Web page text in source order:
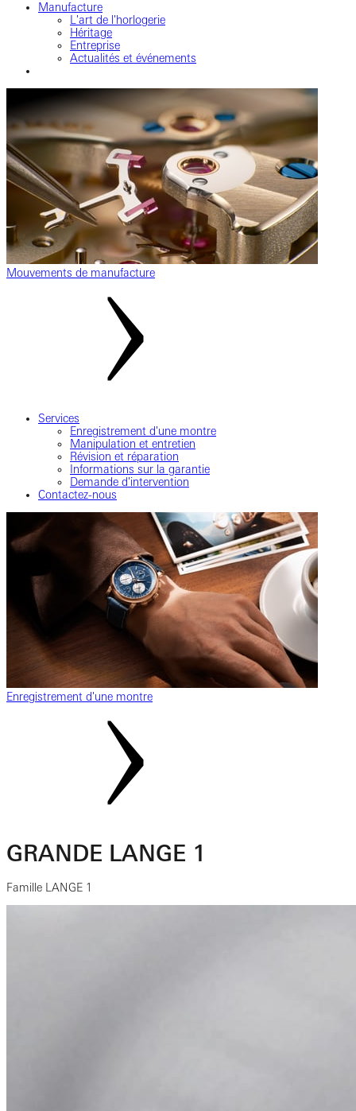
Manufacture
L'art de l'horlogerie
Héritage
Entreprise
Actualités et événements
Mouvements de manufacture
Services
Enregistrement d'une montre
Manipulation et entretien
Révision et réparation
Informations sur la garantie
Demande d'intervention
Contactez-nous
Enregistrement d'une montre
GRANDE LANGE 1
Famille LANGE 1